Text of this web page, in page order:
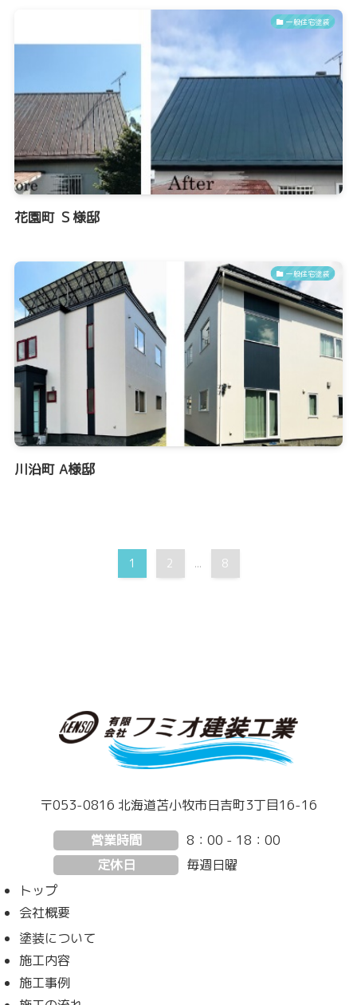
一般住宅塗装
花園町 Ｓ様邸
一般住宅塗装
川沿町 A様邸
1 2 ... 8
〒053-0816 北海道苫小牧市日吉町3丁目16-16
営業時間
8：00 - 18：00
定休日
毎週日曜
トップ
会社概要
塗装について
施工内容
施工事例